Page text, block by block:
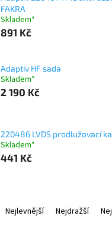
FAKRA
Skladem*
891 Kč
Adaptiv HF sada
Skladem*
2 190 Kč
220486 LVDS prodlužovací
Skladem*
441 Kč
Nejlevnější Nejdražší